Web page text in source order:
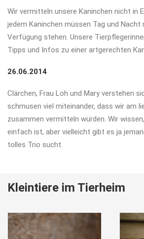
Wir vermitteln unsere Kaninchen nicht in
jedem Kaninchen müssen Tag und
Verfügung stehen. Unsere
Tipps und Infos zu einer artgerechten
26.06.2014
Clärchen, Frau Loh und Mary verstehen
schmusen viel miteinander, dass wir am
zusammen vermitteln würden. Wir
einfach ist, aber vielleicht gibt es ja
tolles Trio sucht.
Kleintiere im Tierheim